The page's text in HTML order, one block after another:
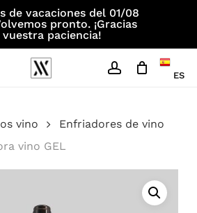
de vacaciones del 01/08
pronto. ¡Gracias
paciencia!
ES
vino
Enfriadores de vino
vino GEL